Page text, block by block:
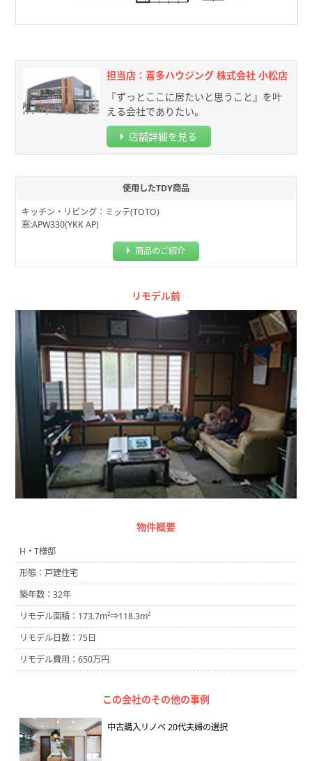
担当店：喜多ハウジング 株式会社 小松店
『ずっとここに居たいと思うこと』を叶
える会社でありたい。
店舗詳細を見る
使用したTDY商品
キッチン・リビング：ミッテ(TOTO)
窓:APW330(YKK AP)
商品のご紹介
リモデル前
物件概要
H・T様邸
形態：戸建住宅
築年数：32年
リモデル面積：173.7m²⇒118.3m²
リモデル日数：75日
リモデル費用：650万円
この会社のその他の事例
中古購入リノベ 20代夫婦の選択